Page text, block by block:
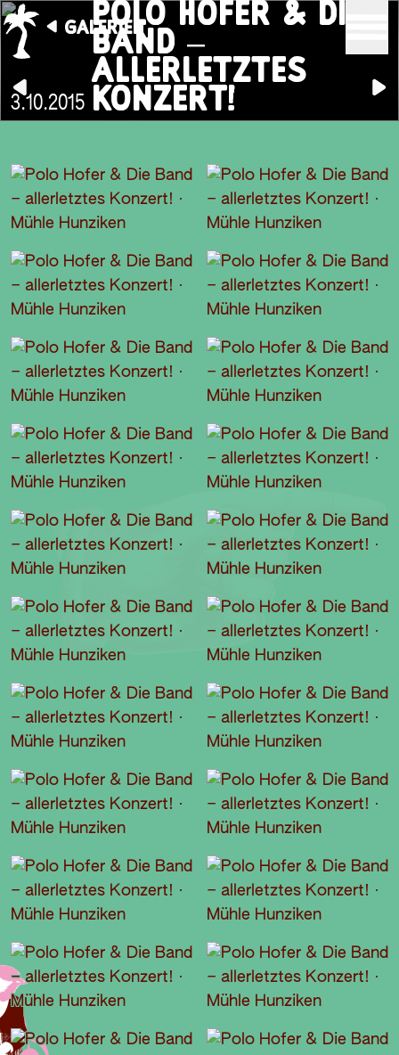
GALERIEN
3.10.2015
POLO HOFER & DIE
BAND –
ALLERLETZTES
KONZERT!